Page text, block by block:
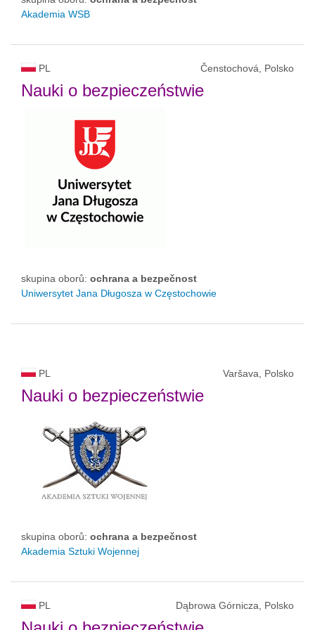
Akademia WSB
PL Čenstochová, Polsko
Nauki o bezpieczeństwie
skupina oborů: ochrana a bezpečnost
Uniwersytet Jana Długosza w Częstochowie
PL Varšava, Polsko
Nauki o bezpieczeństwie
skupina oborů: ochrana a bezpečnost
Akademia Sztuki Wojennej
PL Dąbrowa Górnicza, Polsko